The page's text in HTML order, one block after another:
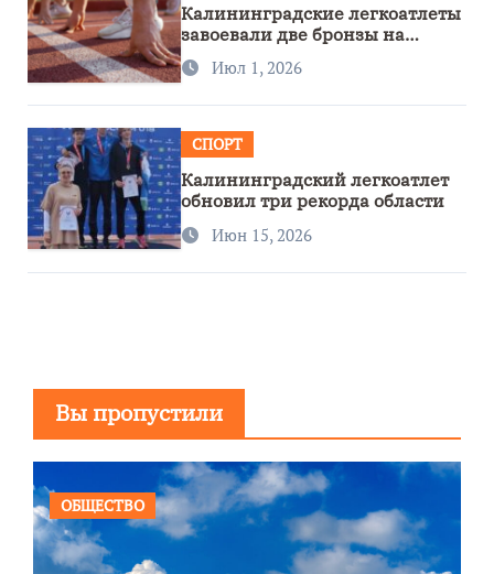
Калининградские легкоатлеты
завоевали две бронзы на
первенстве России
Июл 1, 2026
СПОРТ
Калининградский легкоатлет
обновил три рекорда области
Июн 15, 2026
Вы пропустили
ОБЩЕСТВО